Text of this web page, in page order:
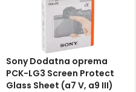
Sony Dodatna oprema
PCK-LG3 Screen Protect
Glass Sheet (a7 V, a9 III)